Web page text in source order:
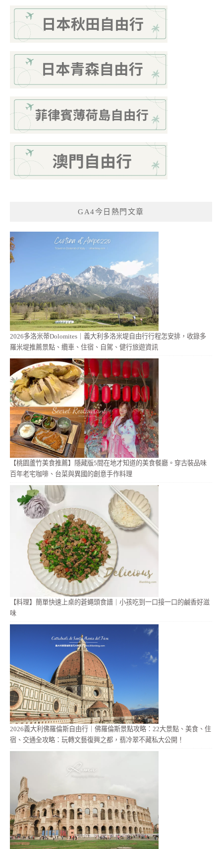
GA4今日熱門文章
2026多洛米蒂Dolomites｜義大利多洛米堤自由行行程怎安排，收錄多
羅米堤推薦景點、纜車、住宿、自駕、健行旅遊資訊
【桃園蘆竹美食推薦】隱藏版5間在地才知道的美食餐廳。穿古裝品味
百年老宅咖啡、台菜與異國的創意手作料理
【料理】簡單快速上桌的蒼蠅頭食譜｜小孩吃到一口接一口的鹹香好滋
味
2026義大利佛羅倫斯自由行｜佛羅倫斯景點攻略：22大景點、美食、住
宿、交通全攻略：玩轉文藝復興之都，翡冷翠不藏私大公開！